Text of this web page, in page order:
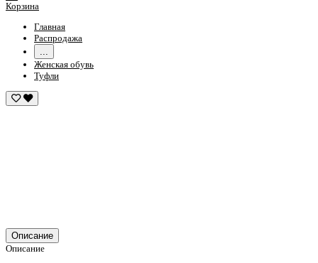
Корзина
Главная
Распродажа
...
Женская обувь
Туфли
Описание
Описание